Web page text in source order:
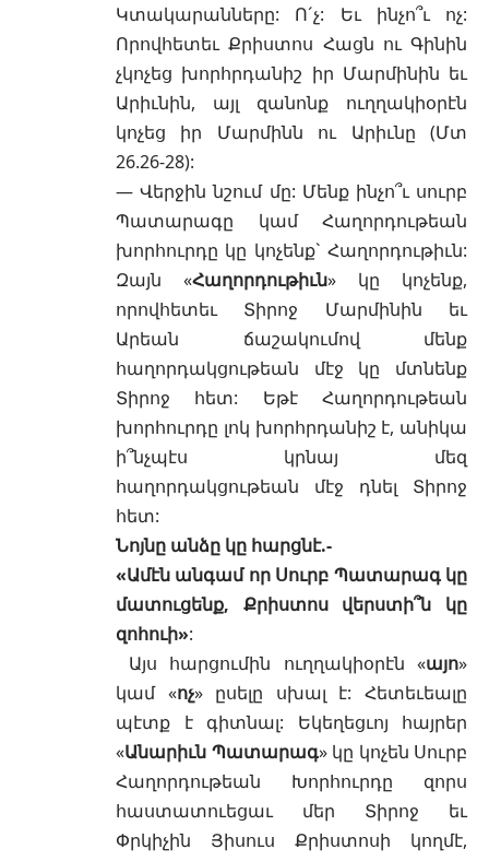
Կտակարանները: Ո´չ: Եւ ինչո՞ւ ոչ:
Որովհետեւ Քրիստոս Հացն ու Գինին
չկոչեց խորհրդանիշ իր Մարմինին եւ
Արիւնին, այլ զանոնք ուղղակիօրէն
կոչեց իր Մարմինն ու Արիւնը (Մտ
26.26-28):
— Վերջին նշում մը: Մենք ինչո՞ւ սուրբ
Պատարագը կամ Հաղորդութեան
խորհուրդը կը կոչենք` Հաղորդութիւն:
Զայն «Հաղորդութիւն» կը կոչենք,
որովհետեւ Տիրոջ Մարմինին եւ
Արեան ճաշակումով մենք
հաղորդակցութեան մէջ կը մտնենք
Տիրոջ հետ: Եթէ Հաղորդութեան
խորհուրդը լոկ խորհրդանիշ է, անիկա
ի՞նչպէս կրնայ մեզ
հաղորդակցութեան մէջ դնել Տիրոջ
հետ:
Նոյնը անձը կը հարցնէ.-
«Ամէն անգամ որ Սուրբ Պատարագ կը
մատուցենք, Քրիստոս վերստի՞ն կը
զոհուի»:
Այս հարցումին ուղղակիօրէն «այո»
կամ «ոչ» ըսելը սխալ է: Հետեւեալը
պէտք է գիտնալ: Եկեղեցւոյ հայրեր
«Անարիւն Պատարագ» կը կոչեն Սուրբ
Հաղորդութեան Խորհուրդը զորս
հաստատուեցաւ մեր Տիրոջ եւ
Փրկիչին Յիսուս Քրիստոսի կողմէ,